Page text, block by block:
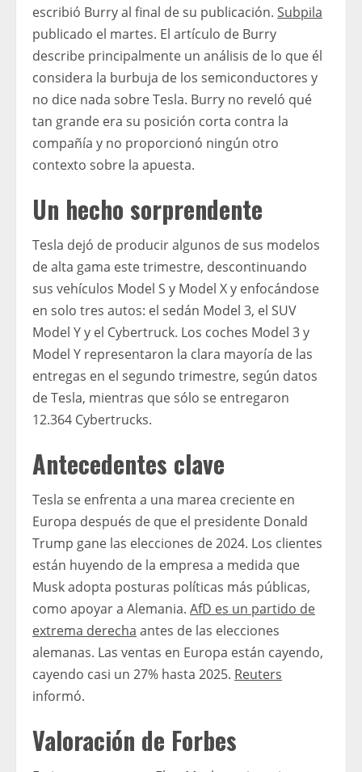
escribió Burry al final de su publicación. Subpila
publicado el martes. El artículo de Burry
describe principalmente un análisis de lo que él
considera la burbuja de los semiconductores y
no dice nada sobre Tesla. Burry no reveló qué
tan grande era su posición corta contra la
compañía y no proporcionó ningún otro
contexto sobre la apuesta.
Un hecho sorprendente
Tesla dejó de producir algunos de sus modelos
de alta gama este trimestre, descontinuando
sus vehículos Model S y Model X y enfocándose
en solo tres autos: el sedán Model 3, el SUV
Model Y y el Cybertruck. Los coches Model 3 y
Model Y representaron la clara mayoría de las
entregas en el segundo trimestre, según datos
de Tesla, mientras que sólo se entregaron
12.364 Cybertrucks.
Antecedentes clave
Tesla se enfrenta a una marea creciente en
Europa después de que el presidente Donald
Trump gane las elecciones de 2024. Los clientes
están huyendo de la empresa a medida que
Musk adopta posturas políticas más públicas,
como apoyar a Alemania. AfD es un partido de
extrema derecha antes de las elecciones
alemanas. Las ventas en Europa están cayendo,
cayendo casi un 27% hasta 2025. Reuters
informó.
Valoración de Forbes